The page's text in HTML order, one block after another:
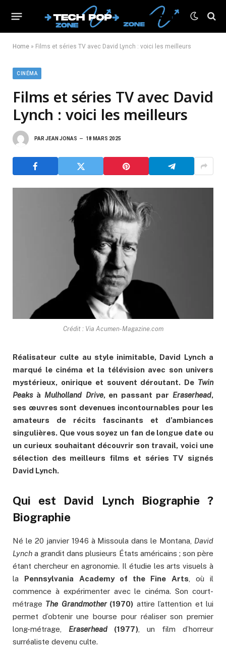
Home » Films et séries TV avec David Lynch : voici les meilleurs
CINÉMA
Films et séries TV avec David
Lynch : voici les meilleurs
PAR JEAN JONAS 18 MARS 2025
Crédit : Via Acumen-Magazine.com
Réalisateur culte au style inimitable, David Lynch a
marqué le cinéma et la télévision avec son univers
mystérieux, onirique et souvent déroutant. De Twin
Peaksà Mulholland Drive, en passant par Eraserhead,
ses œuvres sont devenues incontournables pour les
amateurs de récits fascinants et d’ambiances
singulières. Que vous soyez un fan de longue date ou
un curieux souhaitant découvrir son travail, voici une
sélection des meilleurs films et séries TV signés
David Lynch.
Qui est David Lynch Biographie ?
Biographie
Né le 20 janvier 1946 à Missoula dans le Montana, David
Lynch a grandit dans plusieurs États américains ; son père
étant chercheur en agronomie. Il étudie les arts visuels à
la Pennsylvania Academy of the Fine Arts , où il
commence à expérimenter avec le cinéma. Son court-
métrage The Grandmother(1970) attire l’attention et lui
permet d’obtenir une bourse pour réaliser son premier
long-métrage, Eraserhead (1977) , un film d’horreur
surréaliste devenu culte.